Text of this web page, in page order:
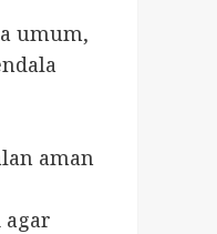
umum,
aman
agar